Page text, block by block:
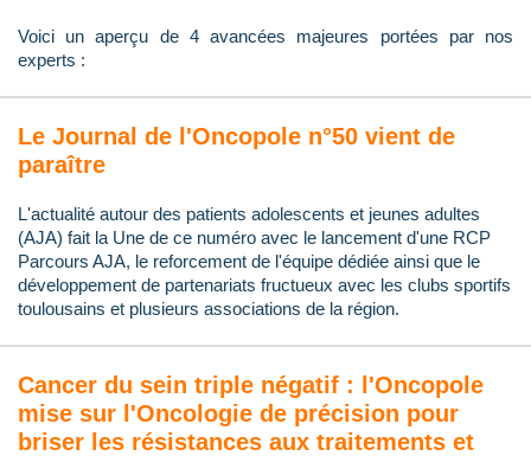
Voici un aperçu de 4 avancées majeures portées par nos
experts :
Le Journal de l'Oncopole n°50 vient de
paraître
L'actualité autour des patients adolescents et jeunes adultes
(AJA) fait la Une de ce numéro avec le lancement d'une RCP
Parcours AJA, le reforcement de l'équipe dédiée ainsi que le
développement de partenariats fructueux avec les clubs sportifs
toulousains et plusieurs associations de la région.
Cancer du sein triple négatif : l'Oncopole
mise sur l'Oncologie de précision pour
briser les résistances aux traitements et